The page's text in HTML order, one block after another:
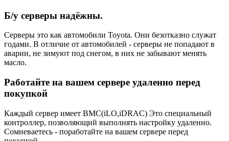
Б/у серверы надёжны.
Серверы это как автомобили Toyota. Они безотказно служат
годами. В отличие от автомобилей - серверы не попадают в
аварии, не зимуют под снегом, в них не забывают менять
масло.
Работайте на вашем сервере удаленно перед
покупкой
Каждый сервер имеет BMC(iLO,iDRAC) Это специальный
контроллер, позволяющий выполнять настройку удаленно.
Сомневаетесь - поработайте на вашем сервере перед